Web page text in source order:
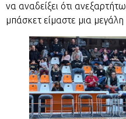
να αναδείξει ότι
μπάσκετ είμαστε μια μεγάλη